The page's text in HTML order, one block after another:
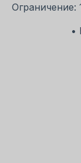
Ограничение:
•